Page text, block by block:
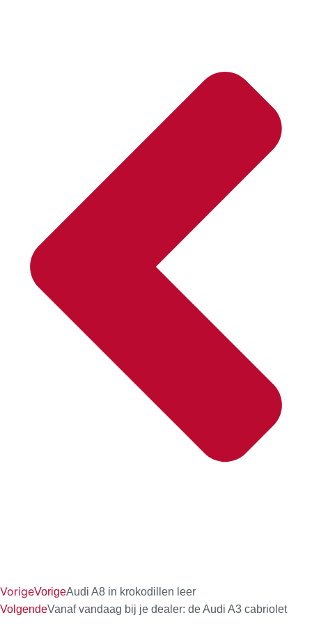
VorigeVorigeAudi A8 in krokodillen leer
VolgendeVanaf vandaag bij je dealer: de Audi A3 cabriolet